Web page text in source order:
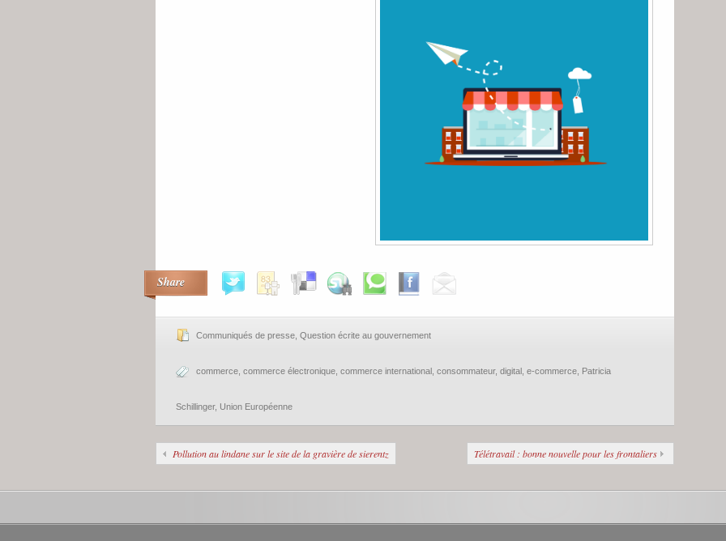
Share
Communiqués de presse Question écrite au gouvernement
commerce commerce électronique commerce international consommateur, digital e-commerce Patricia
Schillinger, Union Européenne
Pollution au lindane sur le site de la gravière de sierentz Télétravail : bonne nouvelle pour les frontaliers